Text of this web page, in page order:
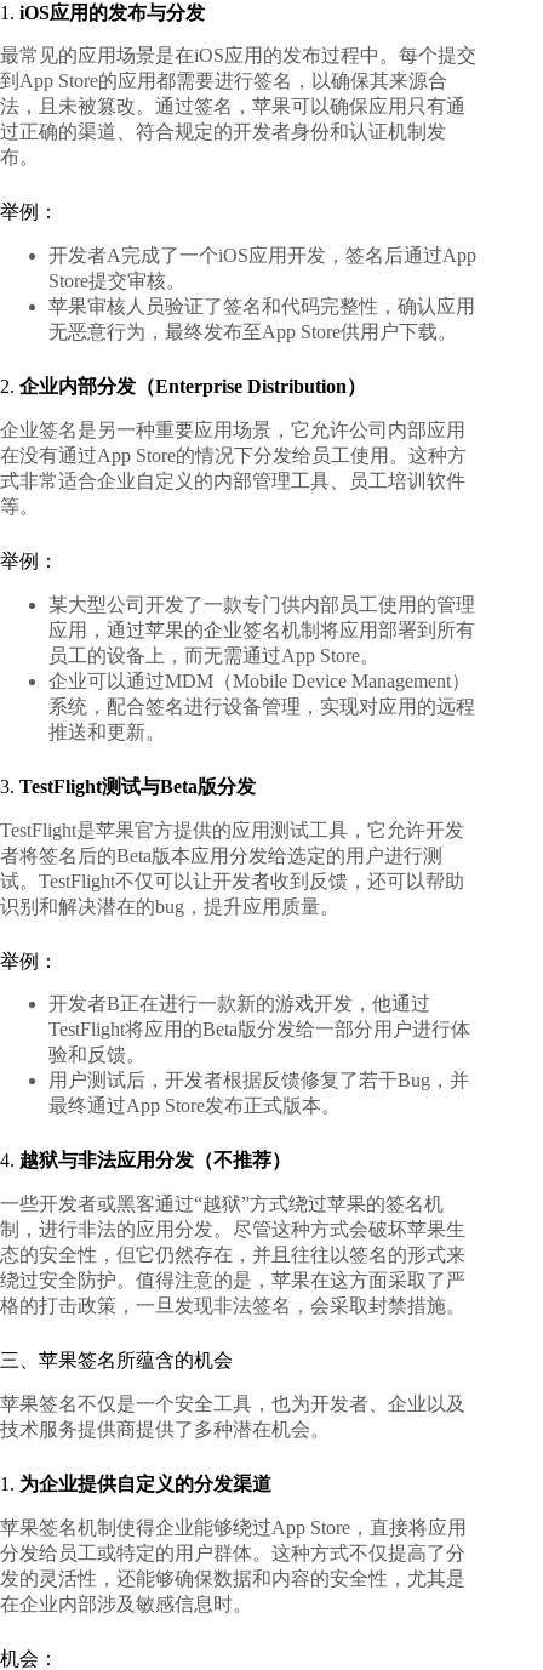
1. iOS应用的发布与分发
最常见的应用场景是在iOS应用的发布过程中。每个提交
到App Store的应用都需要进行签名，以确保其来源合
法，且未被篡改。通过签名，苹果可以确保应用只有通
过正确的渠道、符合规定的开发者身份和认证机制发
布。
举例：
开发者A完成了一个iOS应用开发，签名后通过App
Store提交审核。
苹果审核人员验证了签名和代码完整性，确认应用
无恶意行为，最终发布至App Store供用户下载。
2. 企业内部分发（Enterprise Distribution）
企业签名是另一种重要应用场景，它允许公司内部应用
在没有通过App Store的情况下分发给员工使用。这种方
式非常适合企业自定义的内部管理工具、员工培训软件
等。
举例：
某大型公司开发了一款专门供内部员工使用的管理
应用，通过苹果的企业签名机制将应用部署到所有
员工的设备上，而无需通过App Store。
企业可以通过MDM（Mobile Device Management）
系统，配合签名进行设备管理，实现对应用的远程
推送和更新。
3. TestFlight测试与Beta版分发
TestFlight是苹果官方提供的应用测试工具，它允许开发
者将签名后的Beta版本应用分发给选定的用户进行测
试。TestFlight不仅可以让开发者收到反馈，还可以帮助
识别和解决潜在的bug，提升应用质量。
举例：
开发者B正在进行一款新的游戏开发，他通过
TestFlight将应用的Beta版分发给一部分用户进行体
验和反馈。
用户测试后，开发者根据反馈修复了若干Bug，并
最终通过App Store发布正式版本。
4. 越狱与非法应用分发（不推荐）
一些开发者或黑客通过“越狱”方式绕过苹果的签名机
制，进行非法的应用分发。尽管这种方式会破坏苹果生
态的安全性，但它仍然存在，并且往往以签名的形式来
绕过安全防护。值得注意的是，苹果在这方面采取了严
格的打击政策，一旦发现非法签名，会采取封禁措施。
三、苹果签名所蕴含的机会
苹果签名不仅是一个安全工具，也为开发者、企业以及
技术服务提供商提供了多种潜在机会。
1. 为企业提供自定义的分发渠道
苹果签名机制使得企业能够绕过App Store，直接将应用
分发给员工或特定的用户群体。这种方式不仅提高了分
发的灵活性，还能够确保数据和内容的安全性，尤其是
在企业内部涉及敏感信息时。
机会：